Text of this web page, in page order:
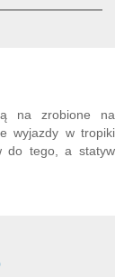
na zrobione na
wyjazdy w tropiki
do tego, a statyw